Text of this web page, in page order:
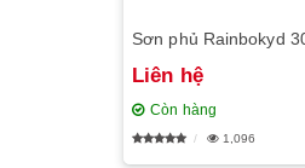
Sơn phủ Rainbokyd
Liên hệ
Còn hàng
1,096